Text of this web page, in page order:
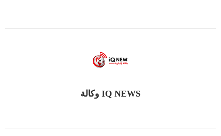
IQ NEWS وكالة